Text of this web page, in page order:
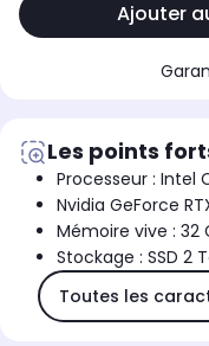
Ajouter
Les points
Processeur : Intel
Nvidia GeForce
Mémoire vive : 32
Stockage : SSD 2
Toutes les